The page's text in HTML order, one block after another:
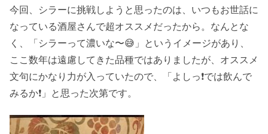
今回、シラーに挑戦しようと思ったのは、いつもお世話に
なっている酒屋さんで超オススメだったから。なんとな
く、「シラーって濃いな〜😅」というイメージがあり、
ここ数年は遠慮してきた品種ではありましたが、オススメ
文句にかなり力が入っていたので、「よしっ❗️では飲んで
みるか❗️」と思った次第です。